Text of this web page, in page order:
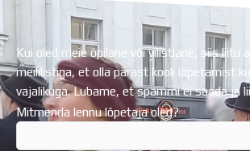
Kui oled meie õpilane või vilistlane, siis liitu
meililistiga, et olla pärast kooli lõpetamist
vajalikuga. Lubame, et spämmi ei saada ja
Mitmenda lennu lõpetaja oled?